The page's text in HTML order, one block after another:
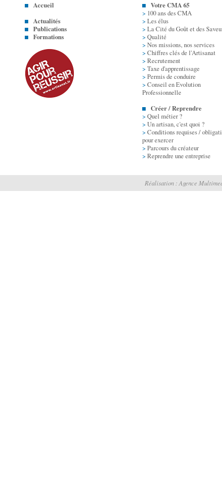
Accueil
Actualités
Publications
Formations
Votre CMA 65
> 100 ans des CMA
> Les élus
> La Cité du Goût et des
> Qualité
> Nos missions, nos services
> Chiffres clés de l'Artisanat
> Recrutement
> Taxe d'apprentissage
> Permis de conduire
> Conseil en Evolution
Professionnelle
Créer / Reprendre
> Quel métier ?
> Un artisan, c'est quoi ?
> Conditions requises /
pour exercer
> Parcours du créateur
> Reprendre une entreprise
Réalisation : Agence